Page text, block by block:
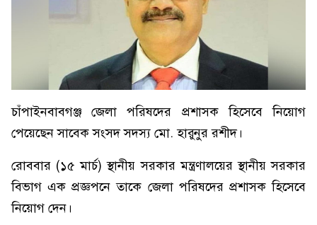
চাঁপাইনবাবগঞ্জ জেলা পরিষদের প্রশাসক হিসেবে নিয়োগ
পেয়েছেন সাবেক সংসদ সদস্য মো. হারুনুর রশীদ।
রোববার (১৫ মার্চ) স্থানীয় সরকার মন্ত্রণালয়ের স্থানীয় সরকার
বিভাগ এক প্রজ্ঞপনে তাকে জেলা পরিষদের প্রশাসক হিসেবে
নিয়োগ দেন।